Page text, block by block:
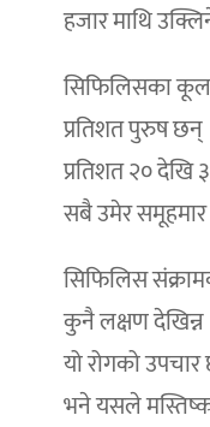
हजार माथि
सिफिलिसका
प्रतिशत पुरुष छन्
प्रतिशत २० देखि
सबै उमेर
सिफिलिस
कुनै लक्षण देखिन्न
यो रोगको
भने यसले